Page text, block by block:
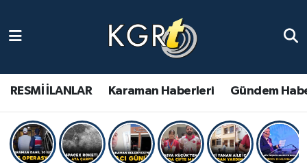
RESMİ İLANLAR Karaman Haberleri Gündem
Gündem Haberleri
Güncel Haberler
Spor Haberleri